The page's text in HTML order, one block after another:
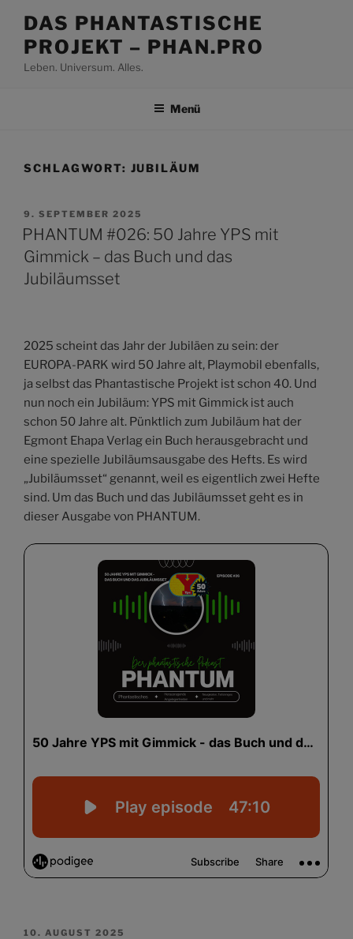
Inhalt
springen
DAS PHANTASTISCHE
PROJEKT – PHAN.PRO
Leben. Universum. Alles.
Menü
SCHLAGWORT: JUBILÄUM
VERÖFFENTLICHT
AM
9. SEPTEMBER 2025
PHANTUM #026: 50 Jahre YPS mit
Gimmick – das Buch und das
Jubiläumsset
2025 scheint das Jahr der Jubiläen zu sein: der
EUROPA-PARK wird 50 Jahre alt, Playmobil ebenfalls,
ja selbst das Phantastische Projekt ist schon 40. Und
nun noch ein Jubiläum: YPS mit Gimmick ist auch
schon 50 Jahre alt. Pünktlich zum Jubiläum hat der
Egmont Ehapa Verlag ein Buch herausgebracht und
eine spezielle Jubiläumsausgabe des Hefts. Es wird
„Jubiläumsset“ genannt, weil es eigentlich zwei Hefte
sind. Um das Buch und das Jubiläumsset geht es in
dieser Ausgabe von PHANTUM.
VERÖFFENTLICHT
10. AUGUST 2025